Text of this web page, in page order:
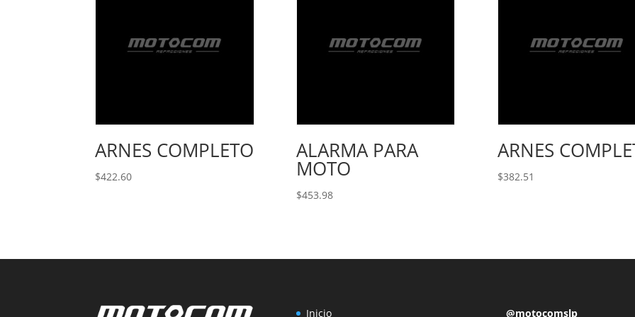
ARNES COMPLETO
$422.60
ALARMA PARA
MOTO
$453.98
ARNES
$382.51
Inicio @motocomslp